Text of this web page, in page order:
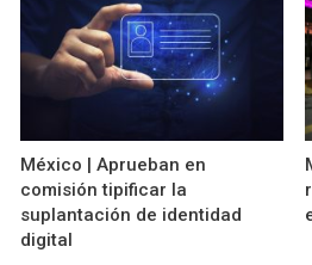
México | Aprueban en
comisión tipificar la
suplantación de identidad
digital